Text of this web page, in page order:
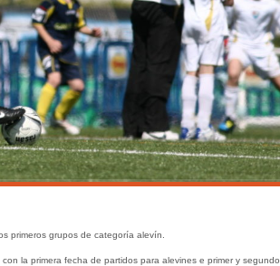
primeros grupos de categoría alevín.
la primera fecha de partidos para alevines e primer y segundo